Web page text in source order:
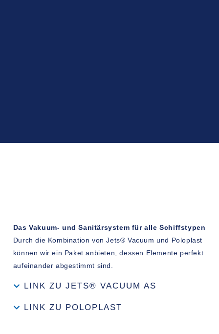
Das Vakuum- und Sanitärsystem für alle Schiffstypen
Durch die Kombination von Jets® Vacuum und Poloplast
können wir ein Paket anbieten, dessen Elemente perfekt
aufeinander abgestimmt sind.
LINK ZU JETS® VACUUM AS
LINK ZU POLOPLAST